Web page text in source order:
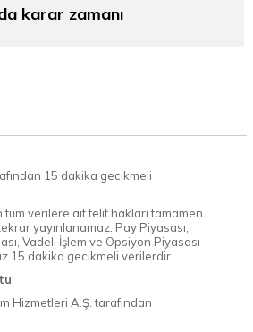
karar zamanı
15 dakika gecikmeli
tüm verilere ait telif hakları tamamen
yayınlanamaz. Pay Piyasası,
Vadeli İşlem ve Opsiyon Piyasası
15 dakika gecikmeli verilerdir.
Hizmetleri A.Ş. tarafından